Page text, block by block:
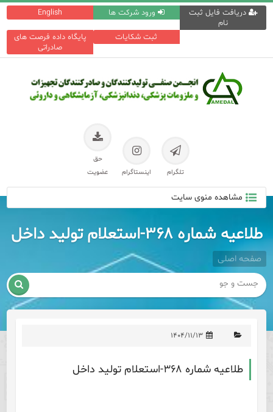
English ورود شرکت ها
دریافت فایل ثبت
نام
پایگاه داده فرصت های
صادراتی
ثبت شکایات
تلگرام اینستاگرام
حق
عضویت
مشاهده منوی سایت
طلاعیه شماره ۳۶۸-استعلام تولید داخل
صفحه اصلی

۱۴۰۴/۱۱/۱۳
طلاعیه شماره ۳۶۸-استعلام تولید داخل